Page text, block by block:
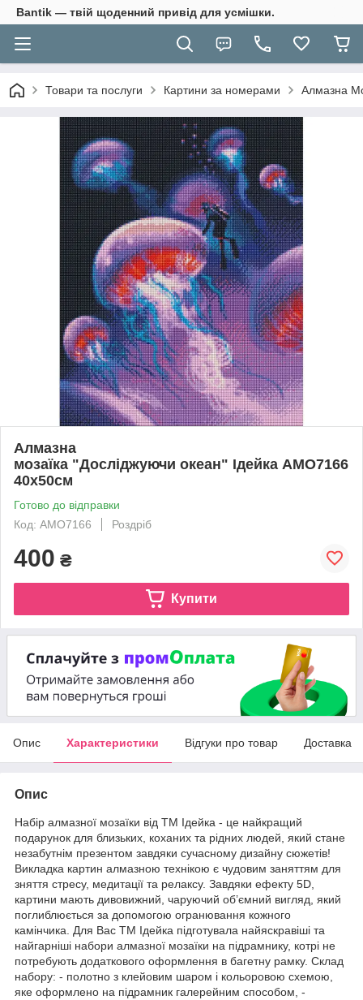
Bantik — твій щоденний привід для усмішки.
Товари та послуги Картини за номерами Алмазна
Алмазна
мозаїка "Досліджуючи океан" Ідейка AMO7166
40х50см
Готово до відправки
Код: AMO7166
Роздріб
400 ₴
Купити
Опис Характеристики Відгуки про товар Доставка
Опис
Набір алмазної мозаїки від ТМ Ідейка - це найкращий
подарунок для близьких, коханих та рідних людей, який стане
незабутнім презентом завдяки сучасному дизайну сюжетів!
Викладка картин алмазною технікою є чудовим заняттям для
зняття стресу, медитації та релаксу. Завдяки ефекту 5D,
картини мають дивовижний, чаруючий об’ємний вигляд, який
поглиблюється за допомогою огранювання кожного
камінчика. Для Вас ТМ Ідейка підготувала найяскравіші та
найгарніші набори алмазної мозаїки на підрамнику, котрі не
потребують додаткового оформлення в багетну рамку. Склад
набору: - полотно з клейовим шаром і кольоровою схемою,
яке оформлено на підрамник галерейним способом, -